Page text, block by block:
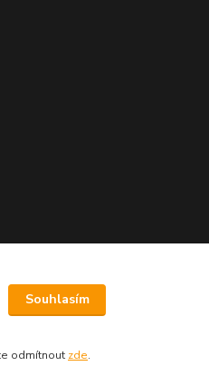
Souhlasím
odmítnout zde.